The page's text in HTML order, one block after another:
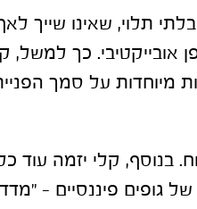
תלוי, שאינו שייך
אובייקטיבי. כך
מיוחדות על סמך
בנוסף, קלי יזמה עוד